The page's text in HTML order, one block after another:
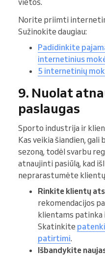
vietos.
Norite priimti
Sužinokite daugiau:
Padidinkite
internetinius
5 internetinių
9. Nuolat
paslaugas
Sporto industrija ir
Kas veikia šiandien,
sezoną, todėl svarbu
atnaujinti pasiūlą, kad
neprarastumėte klientų
Rinkite klientų
rekomendacijos
klientams
Skatinkite
patirtimi.
Išbandykite